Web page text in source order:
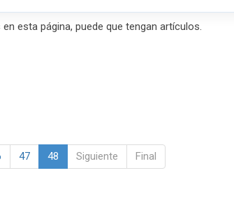
esta página, puede que tengan artículos.
47 48 Siguiente Final